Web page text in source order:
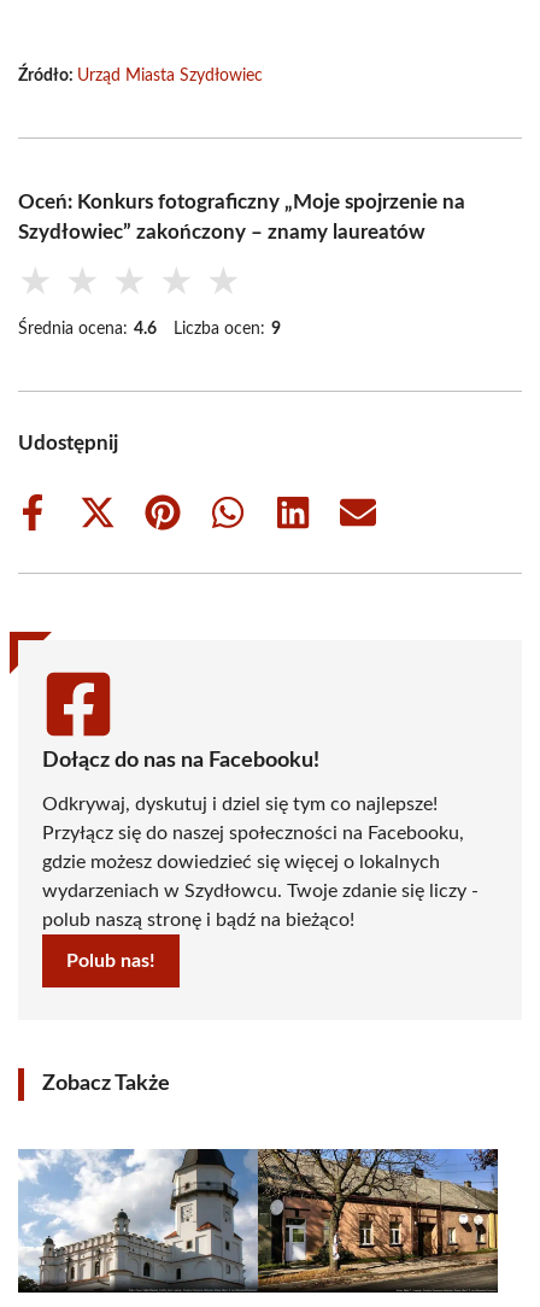
Źródło: Urząd Miasta Szydłowiec
Oceń: Konkurs fotograficzny „Moje spojrzenie na
Szydłowiec” zakończony – znamy laureatów
★ ★ ★ ★ ★
Średnia ocena: 4.6 Liczba ocen: 9
Udostępnij
Share
Share
(Twitter)
Share
Share
Share
Share
Dołącz do nas na Facebooku!
Odkrywaj, dyskutuj i dziel się tym co najlepsze!
Przyłącz się do naszej społeczności na Facebooku,
gdzie możesz dowiedzieć się więcej o lokalnych
wydarzeniach w Szydłowcu. Twoje zdanie się liczy -
polub naszą stronę i bądź na bieżąco!
Polub nas!
Zobacz Także